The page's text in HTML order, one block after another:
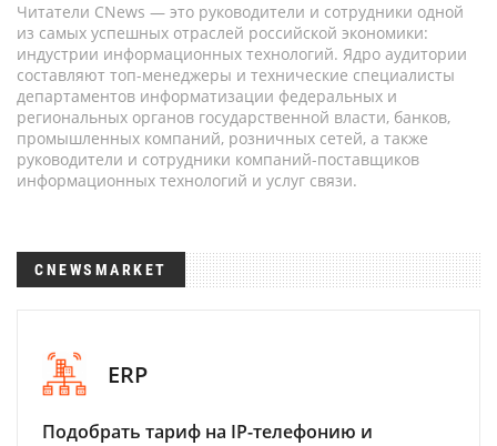
Читатели CNews — это руководители и сотрудники одной
из самых успешных отраслей российской экономики:
индустрии информационных технологий. Ядро аудитории
составляют топ-менеджеры и технические специалисты
департаментов информатизации федеральных и
региональных органов государственной власти, банков,
промышленных компаний, розничных сетей, а также
руководители и сотрудники компаний-поставщиков
информационных технологий и услуг связи.
CNEWSMARKET
ERP
Подобрать тариф на IP-телефонию и